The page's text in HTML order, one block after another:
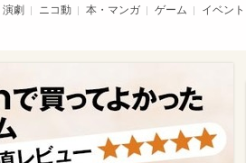
演劇 ニコ動 本・マンガ ゲーム イベント